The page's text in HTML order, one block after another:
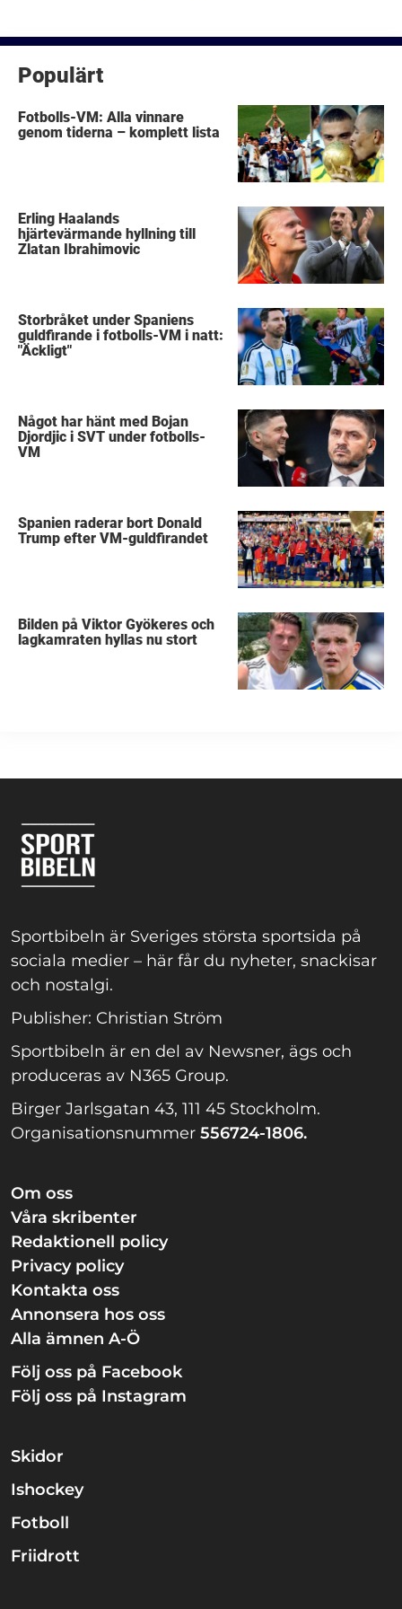
Populärt
Fotbolls-VM: Alla vinnare
genom tiderna – komplett lista
Erling Haalands
hjärtevärmande hyllning till
Zlatan Ibrahimovic
Storbråket under Spaniens
guldfirande i fotbolls-VM i natt:
"Äckligt"
Något har hänt med Bojan
Djordjic i SVT under fotbolls-
VM
Spanien raderar bort Donald
Trump efter VM-guldfirandet
Bilden på Viktor Gyökeres och
lagkamraten hyllas nu stort
Sportbibeln är Sveriges största sportsida på
sociala medier – här får du nyheter, snackisar
och nostalgi.
Publisher: Christian Ström
Sportbibeln är en del av Newsner, ägs och
produceras av N365 Group.
Birger Jarlsgatan 43, 111 45 Stockholm.
Organisationsnummer 556724-1806.
Om oss
Våra skribenter
Redaktionell policy
Privacy policy
Kontakta oss
Annonsera hos oss
Alla ämnen A-Ö
Följ oss på Facebook
Följ oss på Instagram
Skidor
Ishockey
Fotboll
Friidrott